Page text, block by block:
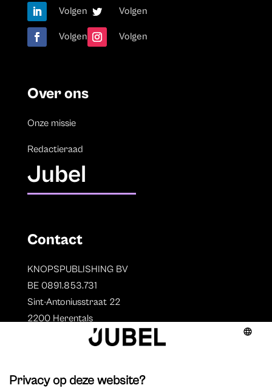
Volgen Volgen
Volgen Volgen
Over ons
Onze missie
Redactieraad
Jubel
Contact
KNOPSPUBLISHING BV
BE 0891.853.731
Sint-Antoniusstraat 22
2200 Herentals
Auteurs